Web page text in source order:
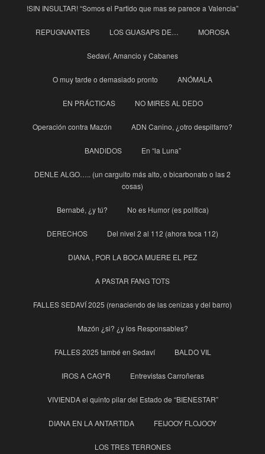
!SIN INSULTAR! “Somos el Partido que mas se parece a Valencia”
REPUGNANTES LOS GUASAPS DE… MOROSA
Sedaví, Amancio y Cabanes
O muy tarde o demasiado pronto ANÓMALA
EN PRÁCTICAS NO MIRES AL DEDO
Operación contra Mazón ADN Canino, ¿otro despilfarro?
BANDIDOS En “la Luna”
DENLE ALGO….. (un carguito más alto, o bicarbonato o las 2
cosas)
Bernabé, ¿y tú? No es Humor (es política)
DERECHOS Del nivel 2 al 112 (ahora toca 112)
DIANA , POR LA BOCA MUERE EL PEZ
A PASTAR FANG TOTS
FALLES SEDAVÍ 2025 (renaciendo de las cenizas y del barro)
Mazón ¿si? ¿y los Responsables?
FALLES 2025 també en Sedaví BALDO VIL
IROS A CAG*R Entrevistas Carroñeras
VIVIENDA el quinto pilar del Estado de “BIENESTAR”
DIANA EN LA ANTARTIDA FEIJOOY FLOJOOY
LOS TRES TERRONES